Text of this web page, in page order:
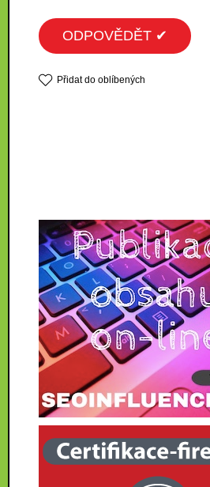
ODPOVĚDĚT ✔
Přidat do oblíbených